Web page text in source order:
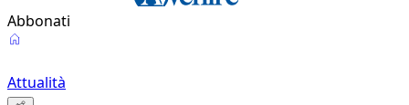
Abbonati
Attualità